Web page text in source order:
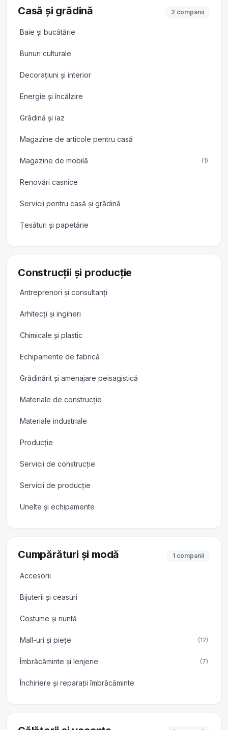
Casă și grădină 2 companii
Baie și bucătărie
Bunuri culturale
Decorațiuni și interior
Energie și încălzire
Grădină și iaz
Magazine de articole pentru casă
Magazine de mobilă (1)
Renovări casnice
Servicii pentru casă și grădină
Țesături și papetărie
Construcții și producție
Antreprenori și consultanți
Arhitecți și ingineri
Chimicale și plastic
Echipamente de fabrică
Grădinărit și amenajare peisagistică
Materiale de construcție
Materiale industriale
Producție
Servicii de construcție
Servicii de producție
Unelte și echipamente
Cumpărături și modă 1 companii
Accesorii
Bijuterii și ceasuri
Costume și nuntă
Mall-uri și piețe (12)
Îmbrăcăminte și lenjerie (7)
Închiriere și reparații îmbrăcăminte